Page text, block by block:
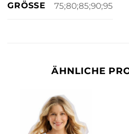
GRÖSSE 75;80;85;90;95
ÄHNLICHE